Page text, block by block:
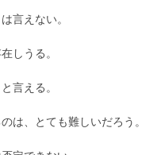
言えない。
しうる。
言える。
は、とても難しいだろう。